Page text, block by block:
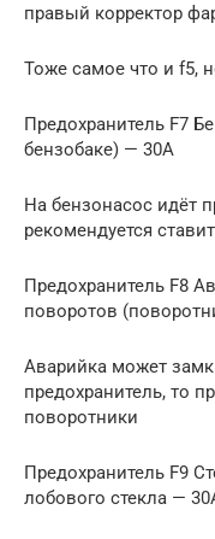
правый корректор
Тоже самое что и f5,
Предохранитель F7
бензобаке) — 30A
На бензонасос идёт
рекомендуется
Предохранитель F8
поворотов
Аварийка может
предохранитель, то
поворотники
Предохранитель F9
лобового стекла —